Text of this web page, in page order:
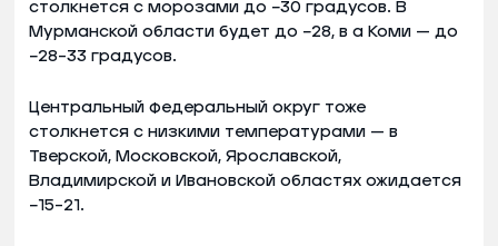
столкнется с морозами до −30 градусов. В
Мурманской области будет до −28, в а Коми — до
−28–33 градусов.
Центральный федеральный округ тоже
столкнется с низкими температурами — в
Тверской, Московской, Ярославской,
Владимирской и Ивановской областях ожидается
−15–21.